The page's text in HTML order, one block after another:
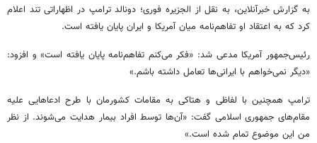
به گزارش خبرآنلاین، به نقل از الجزیره فوری؛ دونالد ترامپ در اظهاراتی تند اعلام
کرد که به اعتقاد او تفاهم‌نامه میان آمریکا و ایران پایان یافته است.
رئیس‌جمهور آمریکا مدعی شد: «فکر می‌کنم تفاهم‌نامه پایان یافته است» و افزود:
«دیگر نمی‌خواهم با ایرانی‌ها تعامل داشته باشم.»
ترامپ همچنین با لفاظی و هتاکی به مقامات کشورمان با طرح ادعاهایی علیه
مقام‌های جمهوری اسلامی گفت: «آن‌ها توسط افراد بیمار هدایت می‌شوند. از نظر
من این موضوع تمام شده است.»